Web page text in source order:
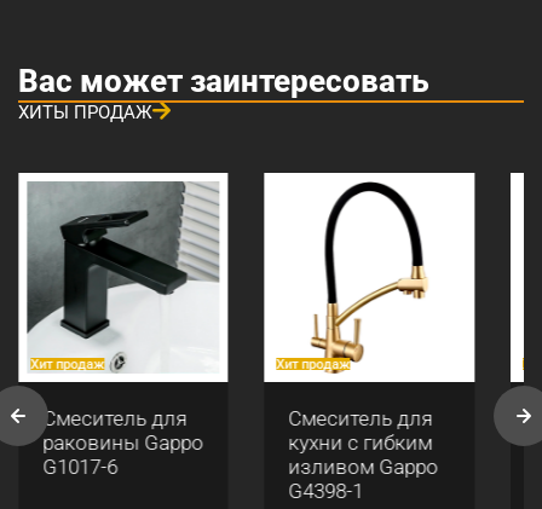
Вас может заинтересовать
ХИТЫ ПРОДАЖ
Хит продаж
Смеситель для
раковины Gappo
G1017-6
Хит продаж
Смеситель для
кухни с гибким
изливом Gappo
G4398-1